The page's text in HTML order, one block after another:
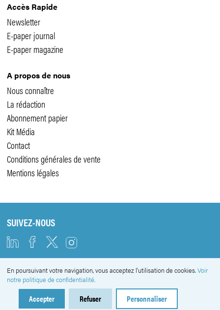
Accès Rapide
Newsletter
E-paper journal
E-paper magazine
A propos de nous
Nous connaître
La rédaction
Abonnement papier
Kit Média
Contact
Conditions générales de vente
Mentions légales
SUIVEZ-NOUS
NEWSLETTER
En poursuivant votre navigation, vous acceptez l'utilisation de cookies.Voir
notre politique de confidentialité.
Accepter Refuser Personnaliser